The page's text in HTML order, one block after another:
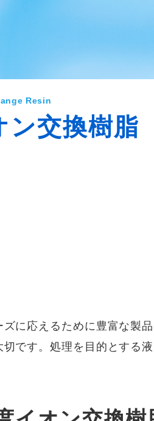
Resin
ン交換樹脂
ズに応えるために豊富な製
切です。処理を目的とする